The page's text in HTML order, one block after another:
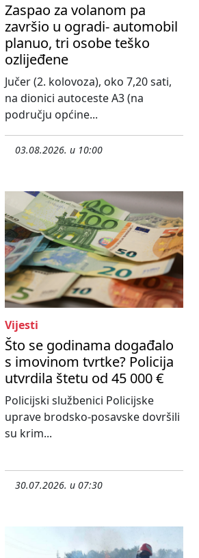
Zaspao za volanom pa
završio u ogradi- automobil
planuo, tri osobe teško
ozlijeđene
Jučer (2. kolovoza), oko 7,20 sati,
na dionici autoceste A3 (na
području općine...
03.08.2026. u 10:00
Vijesti
Što se godinama događalo
s imovinom tvrtke? Policija
utvrdila štetu od 45 000 €
Policijski službenici Policijske
uprave brodsko-posavske dovršili
su krim...
30.07.2026. u 07:30